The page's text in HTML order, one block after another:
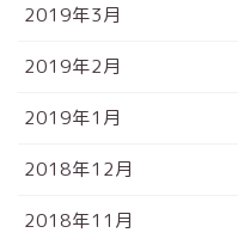
2019年3月
2019年2月
2019年1月
2018年12月
2018年11月